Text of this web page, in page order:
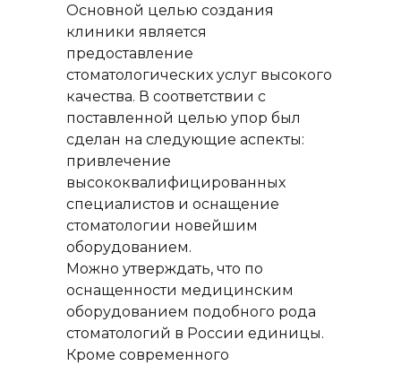
Основной целью создания
клиники является
предоставление
стоматологических услуг высокого
качества. В соответствии с
поставленной целью упор был
сделан на следующие аспекты:
привлечение
высококвалифицированных
специалистов и оснащение
стоматологии новейшим
оборудованием.
Можно утверждать, что по
оснащенности медицинским
оборудованием подобного рода
стоматологий в России единицы.
Кроме современного